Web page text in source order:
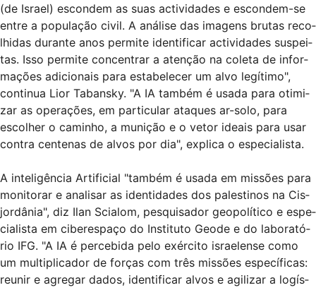
(de Israel) escon­dem as suas acti­vi­da­des e escon­dem-se
entre a popu­la­ção civil. A aná­lise das ima­gens bru­tas reco­
lhi­das durante anos per­mite iden­ti­fi­car acti­vi­da­des sus­pei­
tas. Isso per­mite con­cen­trar a aten­ção na coleta de infor­
ma­ções adi­ci­o­nais para esta­be­le­cer um alvo legí­timo",
con­ti­nua Lior Tabansky. "A IA tam­bém é usada para oti­mi­
zar as ope­ra­ções, em par­ti­cu­lar ata­ques ar-solo, para
esco­lher o cami­nho, a muni­ção e o vetor ide­ais para usar
con­tra cen­te­nas de alvos por dia", explica o espe­ci­a­lista.
A inte­li­gên­cia Arti­fi­cial "tam­bém é usada em mis­sões para
moni­to­rar e ana­li­sar as iden­ti­da­des dos pales­ti­nos na Cis­
jor­dâ­nia", diz Ilan Sci­a­lom, pes­qui­sa­dor geo­po­lí­tico e espe­
ci­a­lista em cibe­res­paço do Ins­ti­tuto Geode e do labo­ra­tó­
rio IFG. "A IA é per­ce­bida pelo exér­cito isra­e­lense como
um mul­ti­pli­ca­dor de for­ças com três mis­sões espe­cí­fi­cas:
reu­nir e agre­gar dados, iden­ti­fi­car alvos e agi­li­zar a logís­